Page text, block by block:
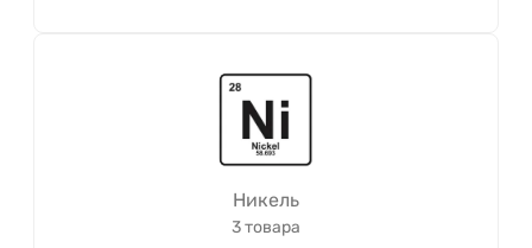
Никель
3 товара